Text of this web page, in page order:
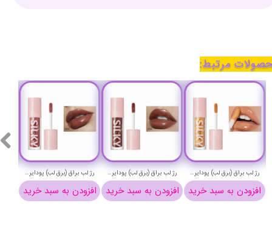
رژ لب براق (برق لب) پودایر شماره 4 - Pudaier silky lip gloss 4
افزودن به سبد خرید
رژ لب براق (برق لب) پودایر شماره 6 - Pudaier silky lip gloss 6
افزودن به سبد خرید
رژ لب براق (برق لب) پودایر شماره 15 - Pudaier silky lip gloss 15
افزودن به سبد خرید
مرتبط: